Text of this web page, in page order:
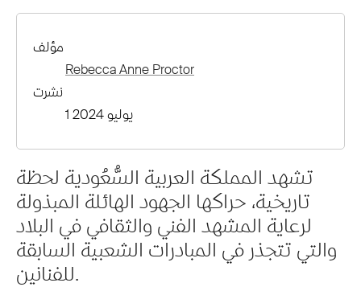
مؤلف
Rebecca Anne Proctor
نشرت
1 يوليو 2024
تشهد المملكة العربية السُّعُودية لحظة
تاريخية، حراكها الجهود الهائلة المبذولة
لرعاية المشهد الفني والثقافي في البلاد
والتي تتجذر في المبادرات الشعبية السابقة
للفنانين.